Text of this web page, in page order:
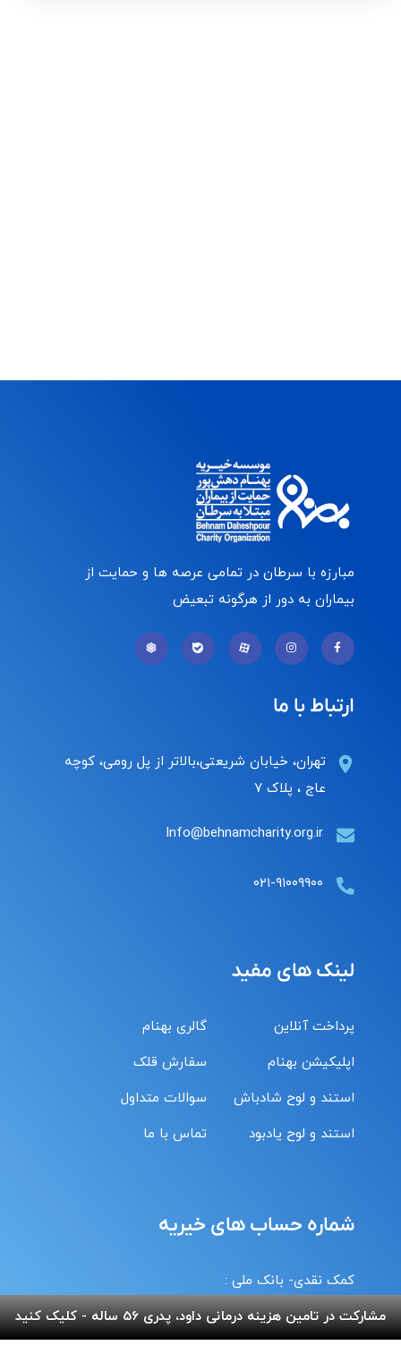
مبارزه با سرطان در تمامی عرصه ها و حمایت از
بیماران به دور از هرگونه تبعیض
ارتباط با ما
تهران، خیابان شریعتی،بالاتر از پل رومی، کوچه
عاج ، پلاک ۷
Info@behnamcharity.org.ir
۰۲۱-۹۱۰۰۹۹۰۰
لینک های مفید
پرداخت آنلاین
اپلیکیشن بهنام
استند و لوح شادباش
استند و لوح یادبود
گالری بهنام
سفارش قلک
سوالات متداول
تماس با ما
شماره حساب های خیریه
کمک نقدی- بانک ملی :
6037-9911-9951-2470
حامیان-بانک سامان :
مشارکت در تامین هزینه درمانی داود، پدری 56 ساله - کلیک کنید